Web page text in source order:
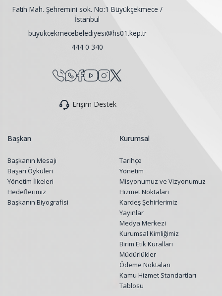
Fatih Mah. Şehremini sok. No:1 Büyükçekmece /
İstanbul
buyukcekmecebelediyesi@hs01.kep.tr
444 0 340
Erişim Destek
Başkan
Başkanın Mesajı
Başarı Öyküleri
Yönetim İlkeleri
Hedeflerimiz
Başkanın Biyografisi
Kurumsal
Tarihçe
Yönetim
Misyonumuz ve Vizyonumuz
Hizmet Noktaları
Kardeş Şehirlerimiz
Yayınlar
Medya Merkezi
Kurumsal Kimliğimiz
Birim Etik Kuralları
Müdürlükler
Ödeme Noktaları
Kamu Hizmet Standartları
Tablosu